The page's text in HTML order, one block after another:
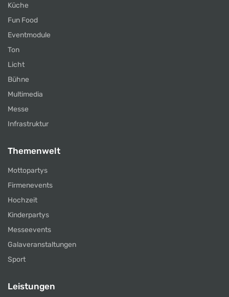
Küche
Fun Food
Eventmodule
Ton
Licht
Bühne
Multimedia
Messe
Infrastruktur
Themenwelt
Mottopartys
Firmenevents
Hochzeit
Kinderpartys
Messeevents
Galaveranstaltungen
Sport
Leistungen